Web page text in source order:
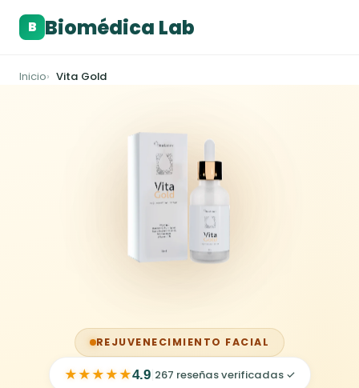
B Biomédica Lab
Inicio Vita Gold
REJUVENECIMIENTO FACIAL
★★★★★4.9| 267 reseñas verificadas ✓